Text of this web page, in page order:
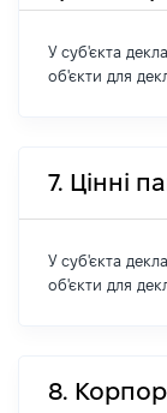
У суб'єкта
об'єкти для
7. Цінні
У суб'єкта
об'єкти для
8.